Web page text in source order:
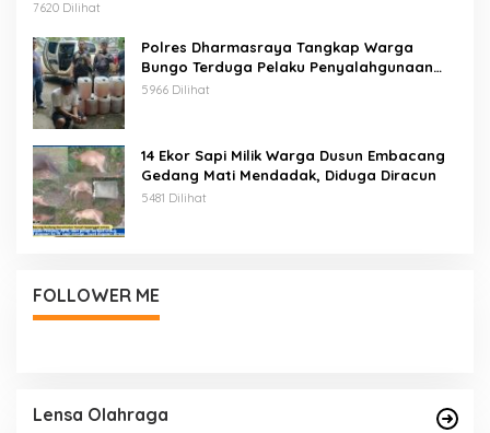
Izin Edar.
7620 Dilihat
Polres Dharmasraya Tangkap Warga
Bungo Terduga Pelaku Penyalahgunaan
BBM Bersubsidi
5966 Dilihat
14 Ekor Sapi Milik Warga Dusun Embacang
Gedang Mati Mendadak, Diduga Diracun
5481 Dilihat
FOLLOWER ME
Lensa Olahraga